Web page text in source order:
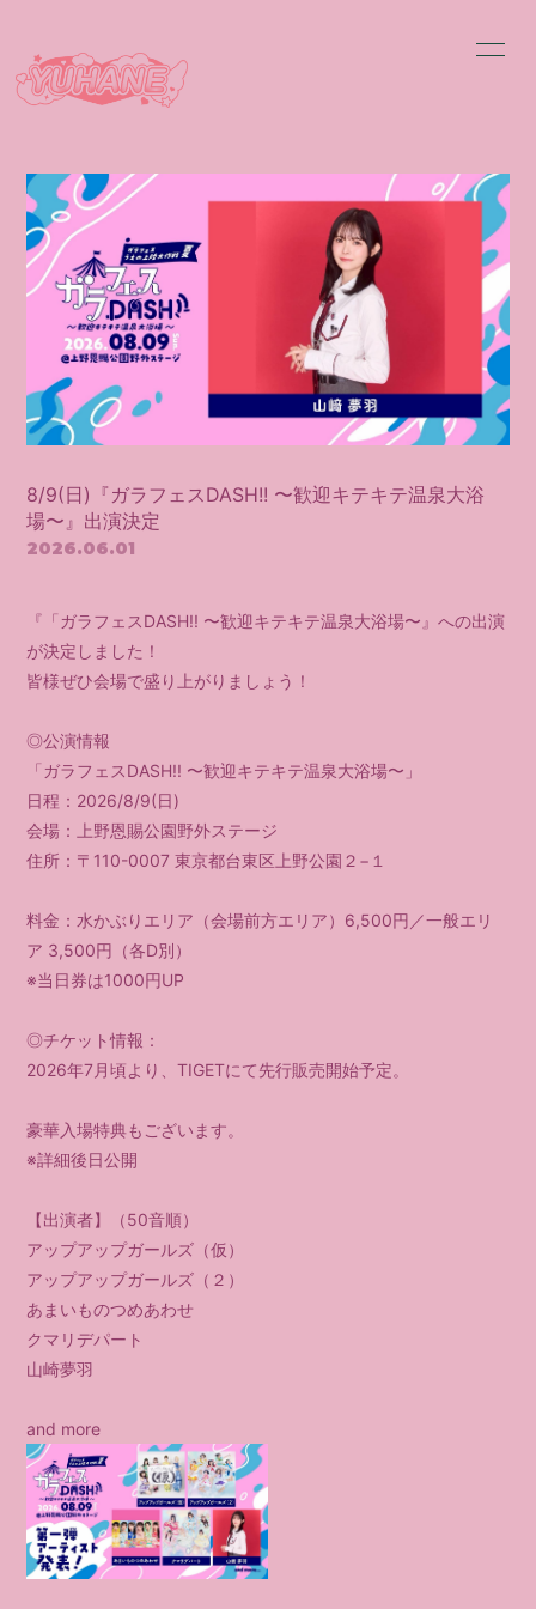
SCHEDULE PROFILE
VIDEO DISCOGRAPHY
BLOG MOVIE
RADIO PHOTO
会員登録
8/9(日)『ガラフェスDASH!! 〜歓迎キテキテ温泉大浴
場〜』出演決定
2026.06.01
『「ガラフェスDASH!! 〜歓迎キテキテ温泉大浴場〜』への出演
が決定しました！
皆様ぜひ会場で盛り上がりましょう！
◎公演情報
「ガラフェスDASH!! 〜歓迎キテキテ温泉大浴場〜」
日程：2026/8/9(日)
会場：上野恩賜公園野外ステージ
住所：〒110-0007 東京都台東区上野公園２−１
料金：水かぶりエリア（会場前方エリア）6,500円／一般エリ
ア 3,500円（各D別）
※当日券は1000円UP
◎チケット情報：
2026年7月頃より、TIGETにて先行販売開始予定。
豪華入場特典もございます。
※詳細後日公開
【出演者】（50音順）
アップアップガールズ（仮）
アップアップガールズ（２）
あまいものつめあわせ
クマリデパート
山崎夢羽
and more